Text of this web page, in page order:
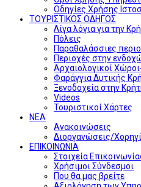
Οδηγίες Χρήσης
ΤΟΥΡΙΣΤΙΚΟΣ ΟΔΗΓΟΣ
Λίγα λόγια για την
Πόλεις
Παραθαλάσσιες
Περιοχές στην
Αρχαιολογικοί
Φαράγγια Δυτικής
Ξενοδοχεία στην
Videos
Τουριστικοί Χάρτες
ΝΕΑ
Ανακοινώσεις
Διοργανώσεις/
ΕΠΙΚΟΙΝΩΝΙΑ
Στοιχεία
Χρήσιμοι Σύνδεσμοι
Που θα μας βρείτε